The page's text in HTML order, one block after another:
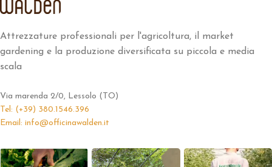
Attrezzature professionali per l'agricoltura, il market
gardening e la produzione diversificata su piccola e media
scala
Via marenda 2/0, Lessolo (TO)
Tel: (+39) 380.1546.396
Email: info@officinawalden.it